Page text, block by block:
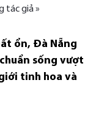
tác giả »
ổn, Đà Nẵng
sống vượt
tinh hoa và